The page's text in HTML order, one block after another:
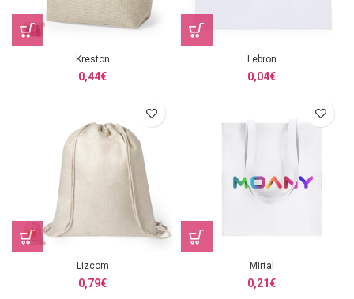
Kreston
0,44€
Lebron
0,04€
Lizcom
0,79€
Mirtal
0,21€